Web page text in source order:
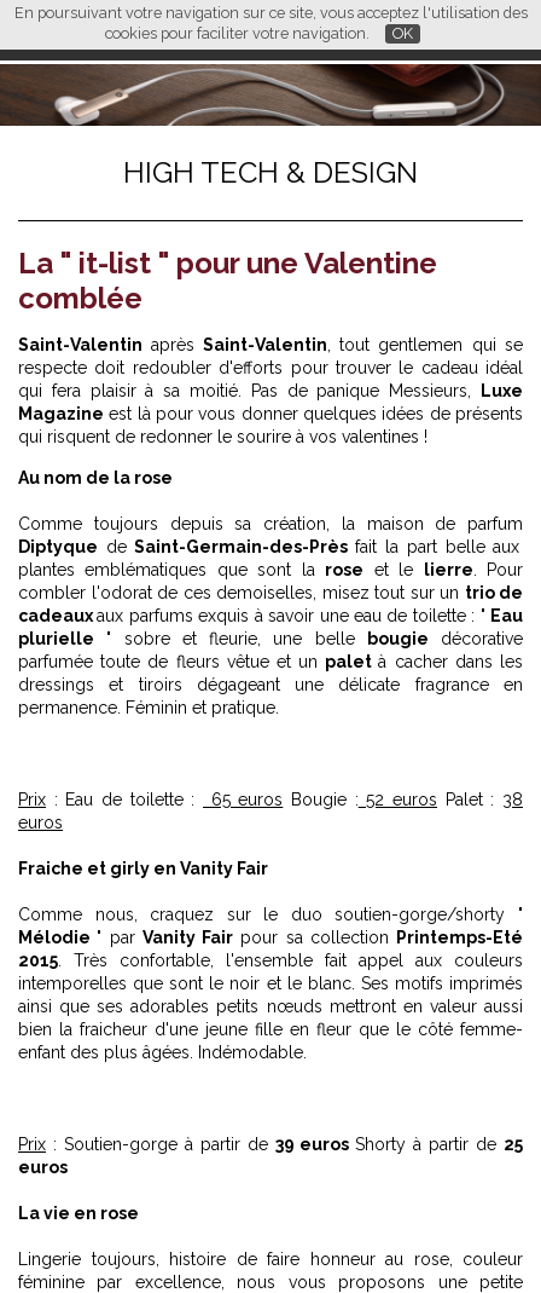
En poursuivant votre navigation sur ce site, vous acceptez l'utilisation des
cookies pour faciliter votre navigation.
OK
FR EN CN
L M
HIGH TECH & DESIGN
La " it-list " pour une Valentine
comblée
Saint-Valentin après Saint-Valentin , tout gentlemen qui se
respecte doit redoubler d'efforts pour trouver le cadeau idéal
qui fera plaisir à sa moitié. Pas de panique Messieurs,
Luxe
Magazine est là pour vous donner quelques idées de présents
qui risquent de redonner le sourire à vos valentines !
Au nom de la rose
Comme toujours depuis sa création, la maison de parfum
Diptyque deSaint-Germain-des-Prèsfait la part belle aux
plantes emblématiques que sont la rose et le lierre . Pour
combler l'odorat de ces demoiselles, misez tout sur un trio de
cadeauxaux parfums exquis à savoir une eau de toilette : " Eau
plurielle " sobre et fleurie, une belle bougie décorative
parfumée toute de fleurs vêtue et un paletà cacher dans les
dressings et tiroirs dégageant une délicate fragrance en
permanence. Féminin et pratique.
Prix : Eau de toilette : 65 euros Bougie : 52 euros Palet : 38
euros
Fraiche et girly en Vanity Fair
Comme nous, craquez sur le duo soutien-gorge/shorty "
Mélodie " par Vanity Fair pour sa collection
Printemps-Eté
2015 . Très confortable, l'ensemble fait appel aux couleurs
intemporelles que sont le noir et le blanc. Ses motifs imprimés
ainsi que ses adorables petits nœuds mettront en valeur aussi
bien la fraicheur d'une jeune fille en fleur que le côté femme-
enfant des plus âgées. Indémodable.
Prix : Soutien-gorge à partir de 39 eurosShorty à partir de 25
euros
La vie en rose
Lingerie toujours, histoire de faire honneur au rose, couleur
féminine par excellence, nous vous proposons une petite